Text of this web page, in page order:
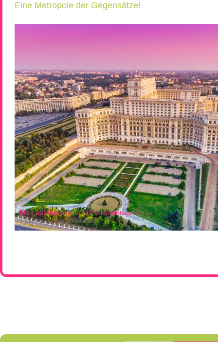
Eine Metropole der Gegensätze!
Blick auf Bukarest und Parlamentsgebäude
© Ioan Panaite - stock.adobe.com